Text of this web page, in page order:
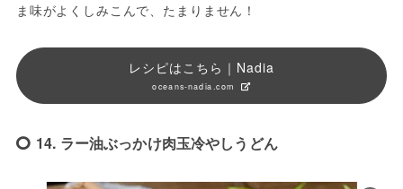
ま味がよくしみこんで、たまりません！
レシピはこちら｜Nadia
oceans-nadia.com
14. ラー油ぶっかけ肉玉冷やしうどん